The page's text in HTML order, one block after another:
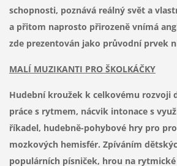
schopnosti, poznává reálný svět a
a přitom naprosto přirozeně vnímá
zde prezentován jako průvodní prvek
MALÍ MUZIKANTI PRO ŠKOLKÁČKY
Hudební kroužek k celkovému rozvoji
práce s rytmem, nácvik intonace s
říkadel, hudebně-pohybové hry pro
mozkových hemisfér. Zpíváním
populárních písniček, hrou na